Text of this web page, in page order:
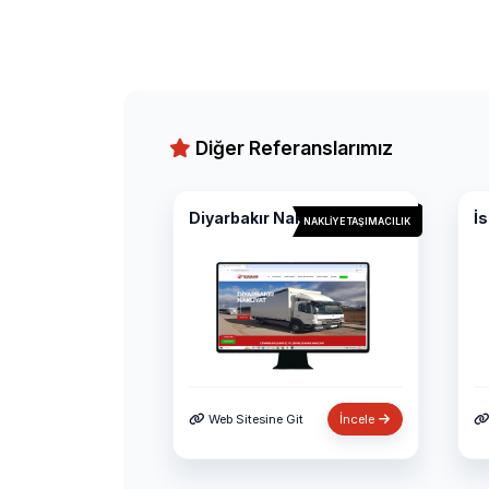
Diğer Referanslarımız
NAKLIYE TAŞIMACILIK
Diyarbakır Nakliyat
Web Sitesine Git İncele